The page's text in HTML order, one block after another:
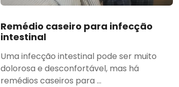
Remédio caseiro para infecção
intestinal
Uma infecção intestinal pode ser muito
dolorosa e desconfortável, mas há
remédios caseiros para ...